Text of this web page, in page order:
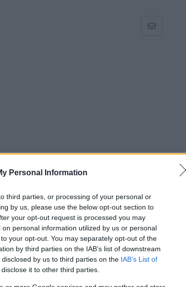
Personal Information
third parties, or processing of your personal or
by us, please use the below opt-out section to
your opt-out request is processed you may
personal information utilized by us or personal
your opt-out. You may separately opt-out of the
by third parties on the IAB’s list of downstream
by us to third parties on the IAB’s List of
it to other third parties.
Share
és a vérzéses. Előbbi a gyakoribb,
a vér áramlása.
A következmény pedig borzalmas, mert